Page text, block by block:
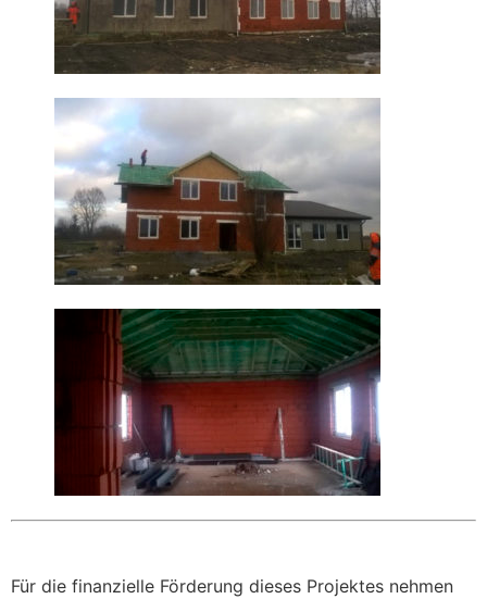
Für die finanzielle Förderung dieses Projektes nehmen